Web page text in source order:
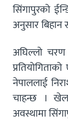
सिंगापुरको
अनुसार
अघिल्लो
नेपाललाई
चाहन्छ । खेल
अवस्थामा